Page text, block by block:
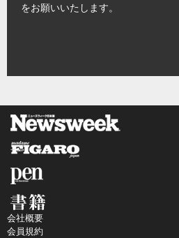
をお願いいたします。
会社概要
会員規約